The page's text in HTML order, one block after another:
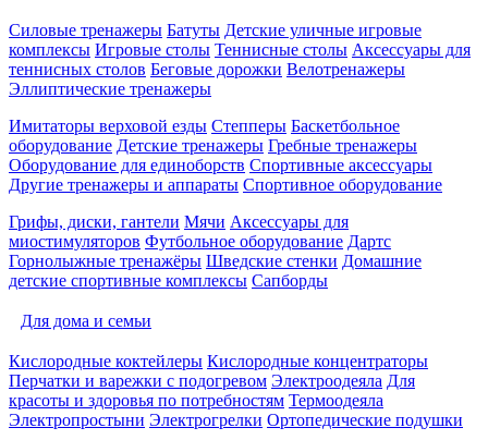
Силовые тренажеры Батуты Детские уличные игровые
комплексы Игровые столы Теннисные столы Аксессуары для
теннисных столов Беговые дорожки Велотренажеры
Эллиптические тренажеры
Имитаторы верховой езды Степперы Баскетбольное
оборудование Детские тренажеры Гребные тренажеры
Оборудование для единоборств Спортивные аксессуары
Другие тренажеры и аппараты Спортивное оборудование
Грифы, диски, гантели Мячи Аксессуары для
миостимуляторов Футбольное оборудование Дартс
Горнолыжные тренажёры Шведские стенки Домашние
детские спортивные комплексы Сапборды
Для дома и семьи
Кислородные коктейлеры Кислородные концентраторы
Перчатки и варежки с подогревом Электроодеяла Для
красоты и здоровья по потребностям Термоодеяла
Электропростыни Электрогрелки Ортопедические подушки